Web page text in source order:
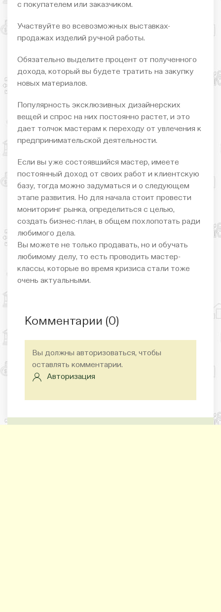
с покупателем или заказчиком.
Участвуйте во всевозможных выставках-
продажах изделий ручной работы.
Обязательно выделите процент от полученного
дохода, который вы будете тратить на закупку
новых материалов.
Популярность эксклюзивных дизайнерских
вещей и спрос на них постоянно растет, и это
дает толчок мастерам к переходу от увлечения к
предпринимательской деятельности.
Если вы уже состоявшийся мастер, имеете
постоянный доход от своих работ и клиентскую
базу, тогда можно задуматься и о следующем
этапе развития. Но для начала стоит провести
мониторинг рынка, определиться с целью,
создать бизнес-план, в общем похлопотать ради
любимого дела.
Вы можете не только продавать, но и обучать
любимому делу, то есть проводить мастер-
классы, которые во время кризиса стали тоже
очень актуальными.
Комментарии (0)
Вы должны авторизоваться, чтобы
оставлять комментарии.
Авторизация